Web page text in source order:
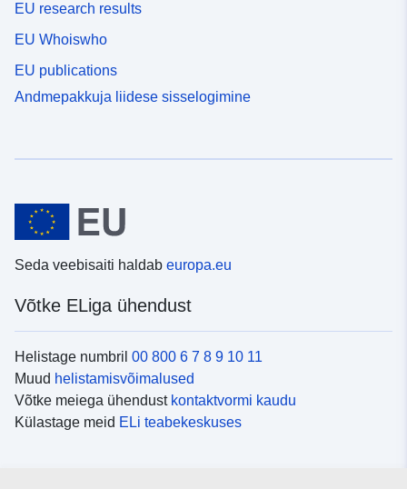
EU research results
EU Whoiswho
EU publications
Andmepakkuja liidese sisselogimine
Seda veebisaiti haldab europa.eu
Võtke ELiga ühendust
Helistage numbril 00 800 6 7 8 9 10 11
Muud helistamisvõimalused
Võtke meiega ühendust kontaktvormi kaudu
Külastage meid ELi teabekeskuses